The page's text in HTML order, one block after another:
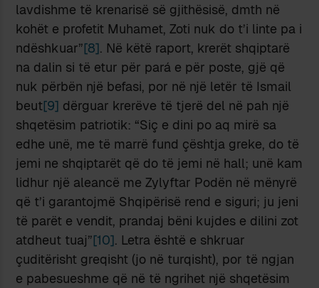
lavdishme të krenarisë së gjithësisë, dmth në
kohët e profetit Muhamet, Zoti nuk do t’i linte pa i
ndëshkuar”[8]. Në këtë raport, krerët shqiptarë
na dalin si të etur për pará e për poste, gjë që
nuk përbën një befasi, por në një letër të Ismail
beut[9] dërguar krerëve të tjerë del në pah një
shqetësim patriotik: “Siç e dini po aq mirë sa
edhe unë, me të marrë fund çështja greke, do të
jemi ne shqiptarët që do të jemi në hall; unë kam
lidhur një aleancë me Zylyftar Podën në mënyrë
që t’i garantojmë Shqipërisë rend e siguri; ju jeni
të parët e vendit, prandaj bëni kujdes e dilini zot
atdheut tuaj”[10]. Letra është e shkruar
çuditërisht greqisht (jo në turqisht), por të ngjan
e pabesueshme që në të ngrihet një shqetësim